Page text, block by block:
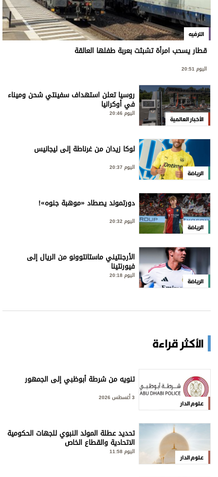
الترفيه
قطار يسحب امرأة تشبثت بعربة طفلها العالقة
اليوم 20:51
الأخبار العالمية
روسيا تعلن استهداف سفينتي شحن وميناء
في أوكرانيا
اليوم 20:46
الرياضة
لوكا زيدان من غرناطة إلى ليجانيس
اليوم 20:37
الرياضة
دورتموند يصطاد «موهبة جنوه»!
اليوم 20:32
الرياضة
الأرجنتيني ماستانتوونو من الريال إلى
فيورنتينا
اليوم 20:18
الأكثر قراءة
علوم الدار
تنويه من شرطة أبوظبي إلى الجمهور
علوم الدار
تحديد عطلة المولد النبوي للجهات الحكومية
الاتحادية والقطاع الخاص
اليوم 11:58